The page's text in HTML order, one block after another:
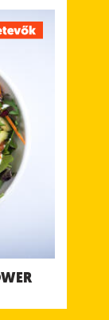
bengáli
csatnival.
(g/adag)
226 kcal
6 g
20 g
14 g
Rost 6.6 g
Zsír 12 g
8.2 g